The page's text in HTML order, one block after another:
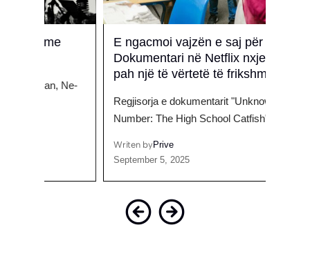
E ngacmoi vajzën e saj për një vit –
Dokumentari në Netflix nxjerr në
pah një të vërtetë të frikshme
Regjisorja e dokumentarit "Unknown
Number: The High School Catfish"…
Prive
September 5, 2025